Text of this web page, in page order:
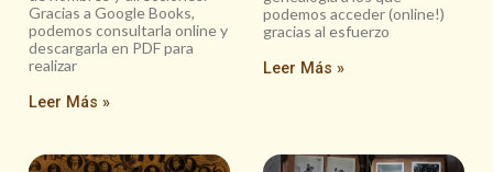
Gracias a Google Books,
podemos consultarla online y
descargarla en PDF para
realizar
Leer Más »
podemos acceder (online!)
gracias al esfuerzo
Leer Más »